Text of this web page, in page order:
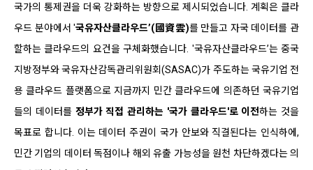
국가의 통제권을 더욱 강화하는 방향으로 제시되었습니다. 계획은 클라
우드 분야에서 '국유자산클라우드’(國資雲)를 만들고 자국 데이터를 관
할하는 클라우드의 요건을 구체화했습니다. '국유자산클라우드’는 중국
지방정부와 국유자산감독관리위원회(SASAC)가 주도하는 국유기업 전
용 클라우드 플랫폼으로 지금까지 민간 클라우드에 의존하던 국유기업
들의 데이터를 정부가 직접 관리하는 '국가 클라우드'로 이전하는 것을
목표로 합니다. 이는 데이터 주권이 국가 안보와 직결된다는 인식하에,
민간 기업의 데이터 독점이나 해외 유출 가능성을 원천 차단하겠다는 의